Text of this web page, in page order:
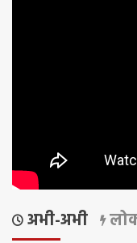
अभी-अभी